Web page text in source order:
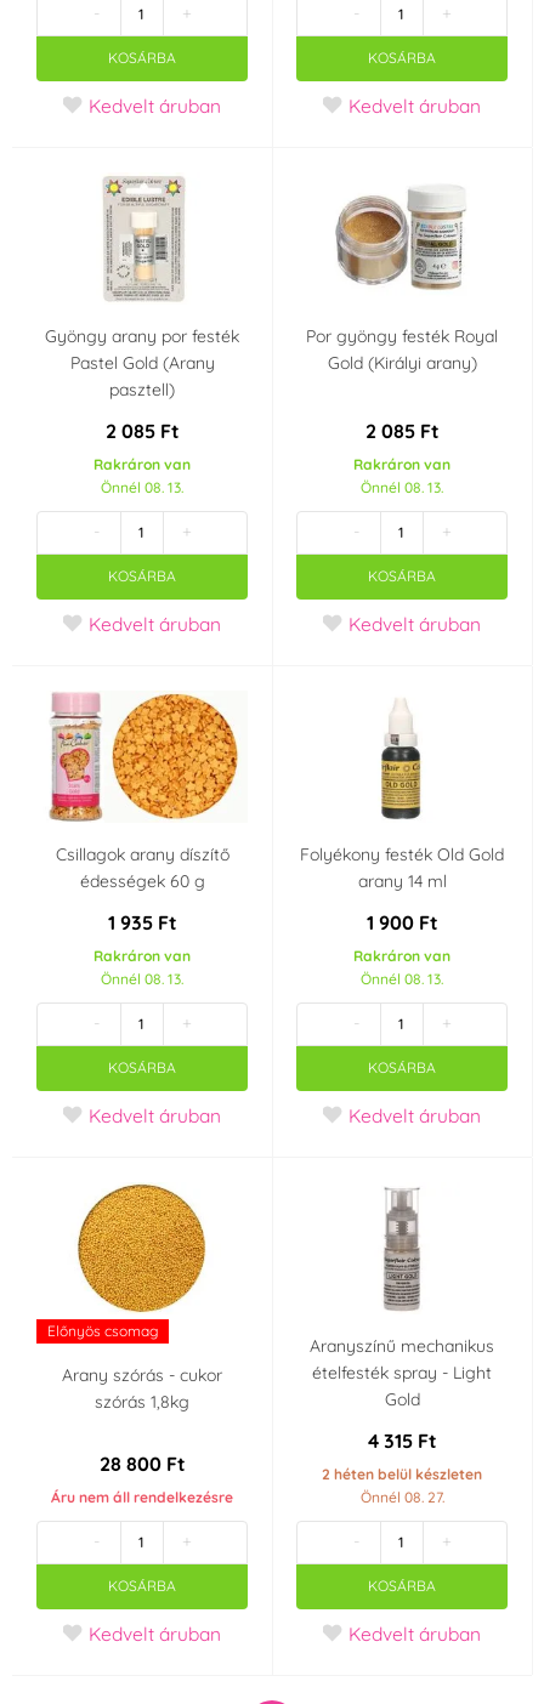
- +
KOSÁRBA
Kedvelt áruban
- +
KOSÁRBA
Kedvelt áruban
Gyöngy arany por festék
Pastel Gold (Arany
pasztell)
2 085 Ft
Rakráron van
Önnél 08. 13.
- +
KOSÁRBA
Kedvelt áruban
Por gyöngy festék Royal
Gold (Királyi arany)
2 085 Ft
Rakráron van
Önnél 08. 13.
- +
KOSÁRBA
Kedvelt áruban
Csillagok arany díszítő
édességek 60 g
1 935 Ft
Rakráron van
Önnél 08. 13.
- +
KOSÁRBA
Kedvelt áruban
Folyékony festék Old Gold
arany 14 ml
1 900 Ft
Rakráron van
Önnél 08. 13.
- +
KOSÁRBA
Kedvelt áruban
Előnyös csomag
Arany szórás - cukor
szórás 1,8kg
28 800 Ft
Áru nem áll rendelkezésre
- +
KOSÁRBA
Kedvelt áruban
Aranyszínű mechanikus
ételfesték spray - Light
Gold
4 315 Ft
2 héten belül készleten
Önnél 08. 27.
- +
KOSÁRBA
Kedvelt áruban